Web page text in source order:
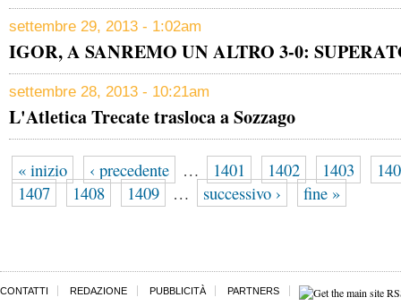
settembre 29, 2013 - 1:02am
IGOR, A SANREMO UN ALTRO 3-0:
settembre 28, 2013 - 10:21am
L'Atletica Trecate trasloca a Sozzago
« inizio ‹ precedente … 1401 1402 1403
1407
1408 1409 … successivo › fine »
CONTATTI REDAZIONE PUBBLICITÀ PARTNERS